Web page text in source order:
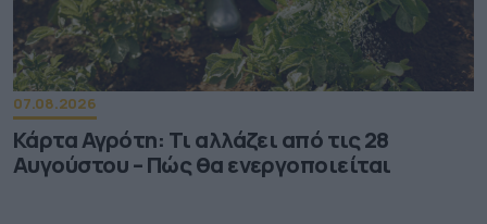
07.08.2026
Κάρτα Αγρότη: Τι αλλάζει από τις 28
Αυγούστου – Πώς θα ενεργοποιείται